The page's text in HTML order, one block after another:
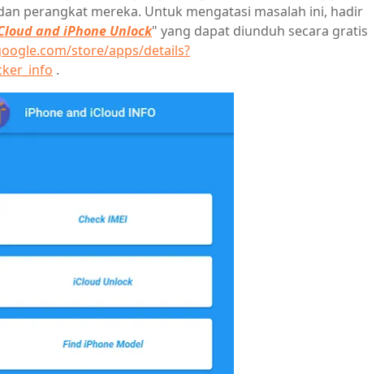
perangkat mereka. Untuk mengatasi masalah ini, hadir
and iPhone Unlock" yang dapat diunduh secara gratis
store/apps/details?
.